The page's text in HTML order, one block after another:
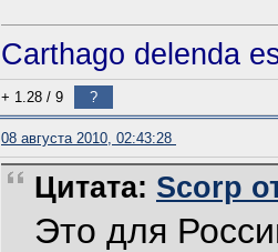
Carthago delenda
+ 1.28 / 9 ?
08 августа 2010, 02:43:28
Цитата: Scorp
Это для